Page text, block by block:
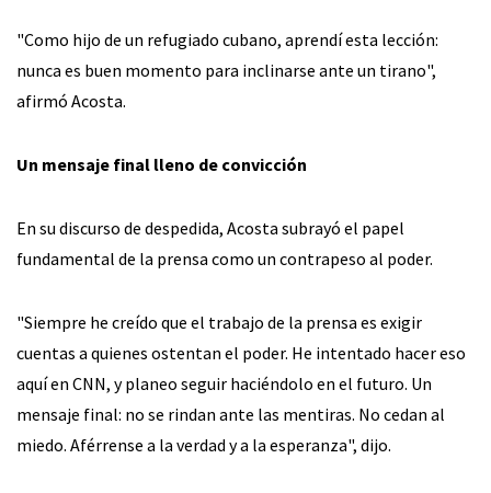
"Como hijo de un refugiado cubano, aprendí esta lección:
nunca es buen momento para inclinarse ante un tirano",
afirmó Acosta.
Un mensaje final lleno de convicción
En su discurso de despedida, Acosta subrayó el papel
fundamental de la prensa como un contrapeso al poder.
"Siempre he creído que el trabajo de la prensa es exigir
cuentas a quienes ostentan el poder. He intentado hacer eso
aquí en CNN, y planeo seguir haciéndolo en el futuro. Un
mensaje final: no se rindan ante las mentiras. No cedan al
miedo. Aférrense a la verdad y a la esperanza", dijo.